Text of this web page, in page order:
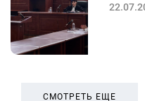
СМОТРЕТЬ ЕЩЕ